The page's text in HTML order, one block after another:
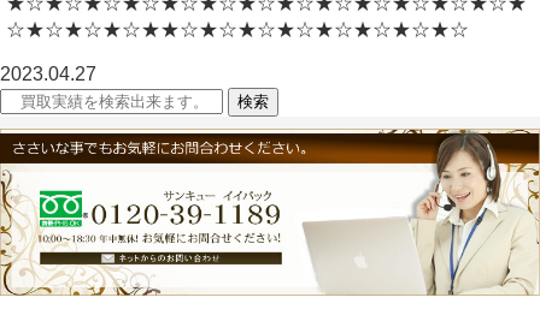
☆★☆★☆★☆★★☆★☆★☆★☆★☆★☆★☆★☆
2023.04.27